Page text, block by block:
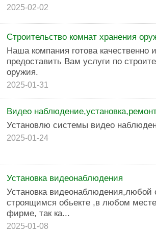
2025-02-02
Строительство комнат хранения
Наша компания готова качественно
предоставить Вам услуги по
оружия.
2025-01-31
Видео
Установлю системы видео
2025-01-24
Установка видеонаблюдения
Установка видеонаблюдения,любой
строящимся обьекте ,в любом
фирме, так ка...
2025-01-08